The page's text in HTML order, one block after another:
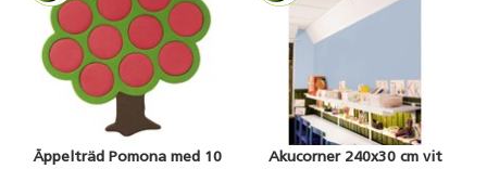
Äppelträd Pomona med 10
Akucorner 240x30 cm vit